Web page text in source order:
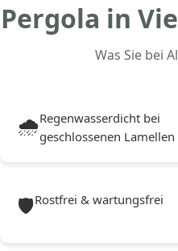
Pergola in
Was Sie bei
🌧️Regenwasserdicht bei
geschlossenen Lamellen
🛡️Rostfrei & wartungsfrei